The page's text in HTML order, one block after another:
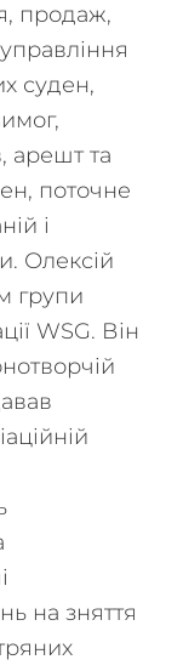
продаж,
суден,
арешт та
поточне
і
Олексій
групи
WSG. Він
на зняття